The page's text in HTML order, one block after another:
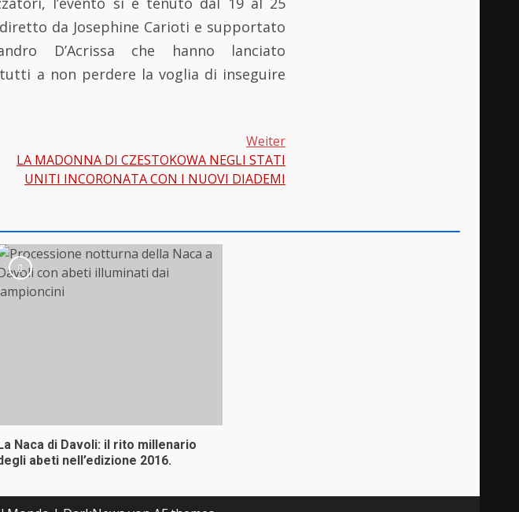
da Josephine Carioti e supportato
D’Acrissa che hanno lanciato
a non perdere la voglia di inseguire
Weiter
LA MADONNA DI CZESTOKOWA NEGLI STATI
UNITI INCORONATA CON I NUOVI DIADEMI
Naca di Davoli: il rito millenario
abeti nell’edizione 2016.